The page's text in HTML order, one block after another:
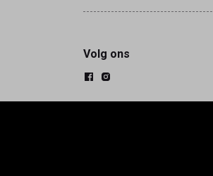
Volg ons